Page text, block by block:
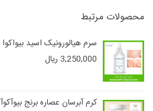
محصولات مرتبط
سرم هیالورونیک اسید بیواکوا
3,250,000 ریال
کرم آبرسان عصاره برنج بیوآکوآ